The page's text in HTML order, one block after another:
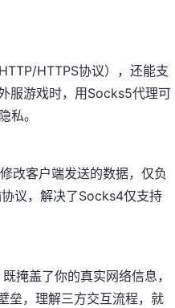
HTTPS协议），还能支
服游戏时，用Socks5代理可
私。
改客户端发送的数据，仅负
议，解决了Socks4仅支持
掩盖了你的真实网络信息，
垒，理解三方交互流程，就